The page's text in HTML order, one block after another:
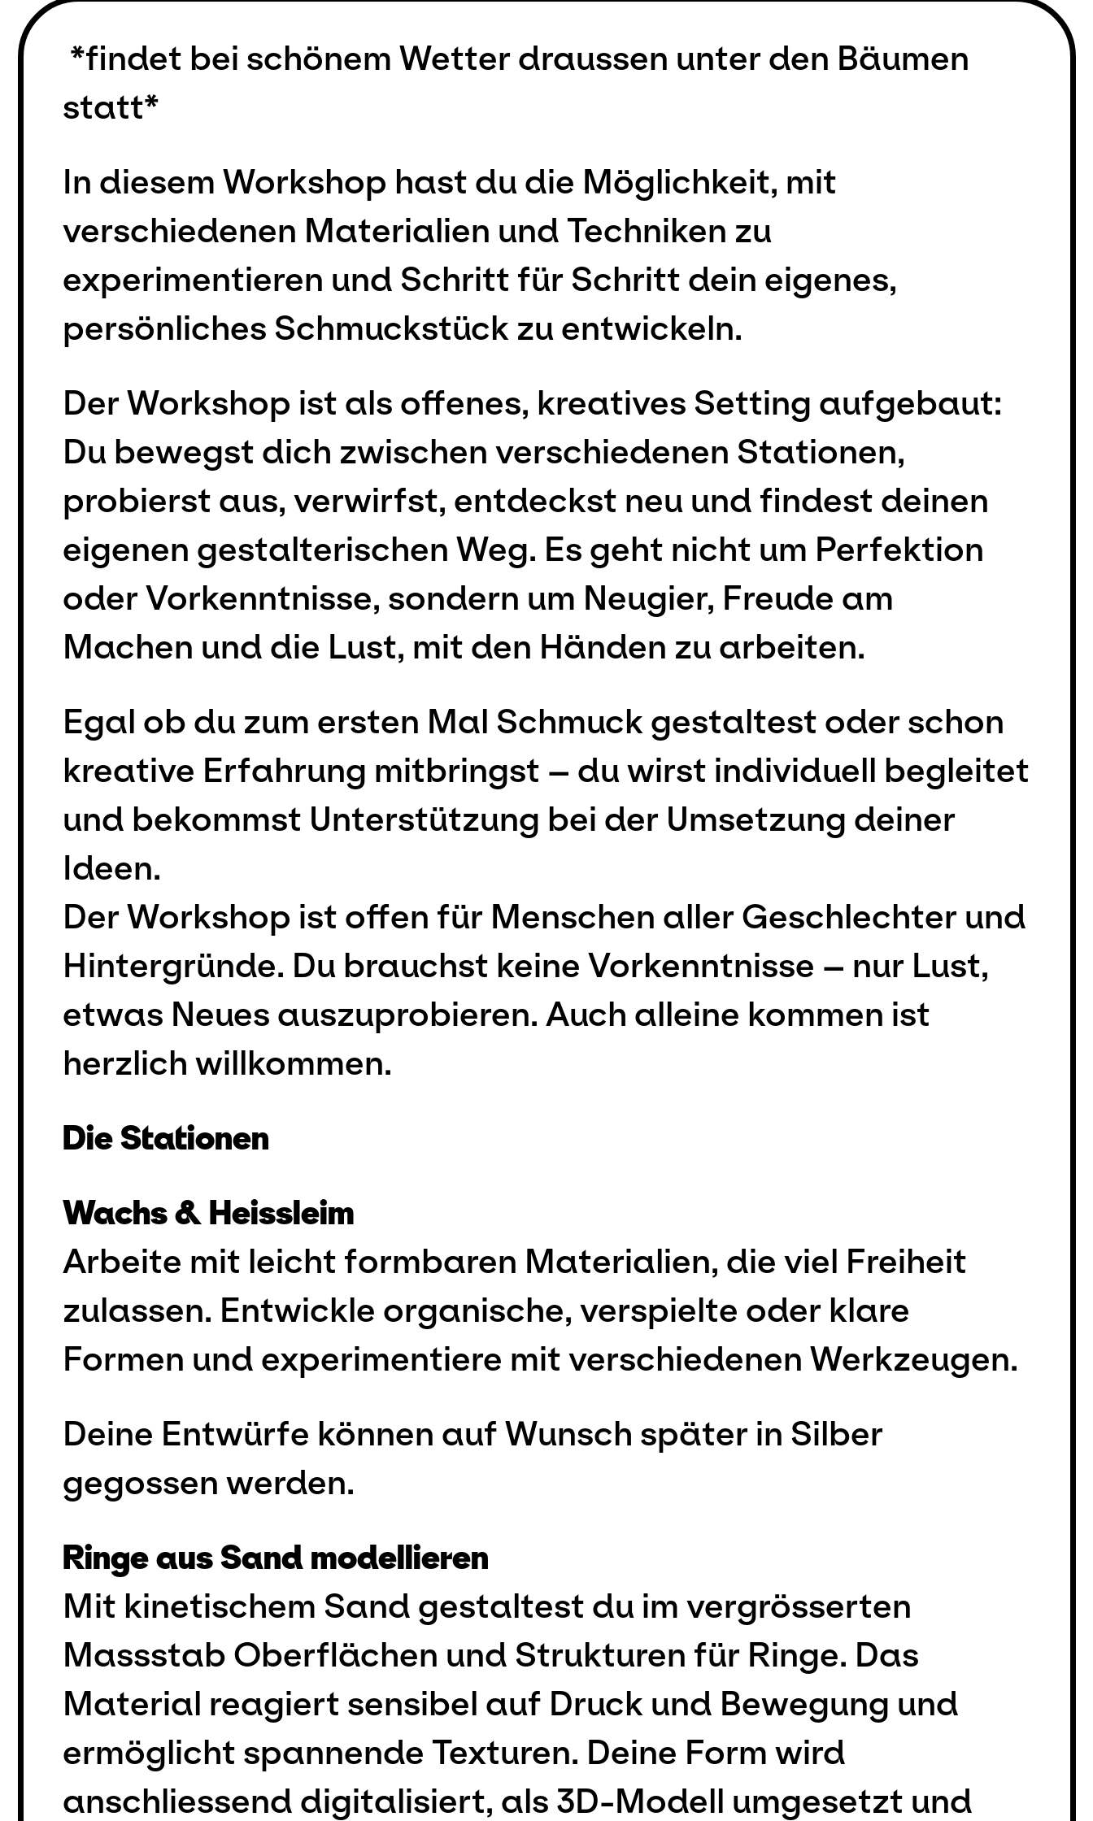
*findet bei schönem Wetter draussen unter den Bäumen
statt*
In diesem Workshop hast du die Möglichkeit, mit
verschiedenen Materialien und Techniken zu
experimentieren und Schritt für Schritt dein eigenes,
persönliches Schmuckstück zu entwickeln.
Der Workshop ist als offenes, kreatives Setting aufgebaut:
Du bewegst dich zwischen verschiedenen Stationen,
probierst aus, verwirfst, entdeckst neu und findest deinen
eigenen gestalterischen Weg. Es geht nicht um Perfektion
oder Vorkenntnisse, sondern um Neugier, Freude am
Machen und die Lust, mit den Händen zu arbeiten.
Egal ob du zum ersten Mal Schmuck gestaltest oder schon
kreative Erfahrung mitbringst – du wirst individuell begleitet
und bekommst Unterstützung bei der Umsetzung deiner
Ideen.
Der Workshop ist offen für Menschen aller Geschlechter und
Hintergründe. Du brauchst keine Vorkenntnisse – nur Lust,
etwas Neues auszuprobieren. Auch alleine kommen ist
herzlich willkommen.
Die Stationen
Wachs & Heissleim
Arbeite mit leicht formbaren Materialien, die viel Freiheit
zulassen. Entwickle organische, verspielte oder klare
Formen und experimentiere mit verschiedenen Werkzeugen.
Deine Entwürfe können auf Wunsch später in Silber
gegossen werden.
Ringe aus Sand modellieren
Mit kinetischem Sand gestaltest du im vergrösserten
Massstab Oberflächen und Strukturen für Ringe. Das
Material reagiert sensibel auf Druck und Bewegung und
ermöglicht spannende Texturen. Deine Form wird
anschliessend digitalisiert, als 3D-Modell umgesetzt und